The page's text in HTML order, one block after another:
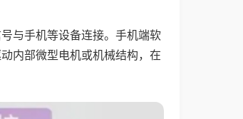
与手机等设备连接。手机端软
内部微型电机或机械结构，在